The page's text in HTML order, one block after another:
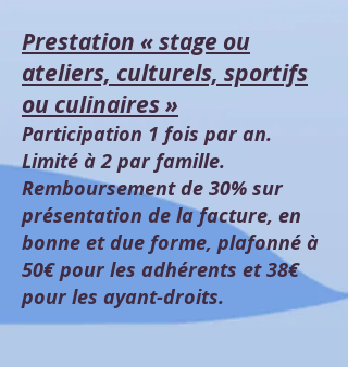
Prestation « stage ou
ateliers, culturels, sportifs
ou culinaires »
Participation 1 fois par an.
Limité à 2 par famille.
Remboursement de 30% sur
présentation de la facture, en
bonne et due forme, plafonné à
50€ pour les adhérents et 38€
pour les ayant-droits.